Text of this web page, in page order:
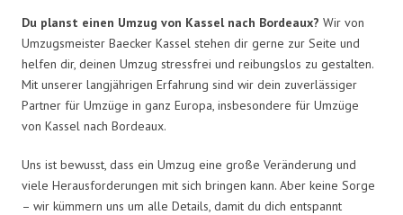
Du planst einen Umzug von Kassel nach Bordeaux? Wir von
Umzugsmeister Baecker Kassel stehen dir gerne zur Seite und
helfen dir, deinen Umzug stressfrei und reibungslos zu gestalten.
Mit unserer langjährigen Erfahrung sind wir dein zuverlässiger
Partner für Umzüge in ganz Europa, insbesondere für Umzüge
von Kassel nach Bordeaux.
Uns ist bewusst, dass ein Umzug eine große Veränderung und
viele Herausforderungen mit sich bringen kann. Aber keine Sorge
– wir kümmern uns um alle Details, damit du dich entspannt